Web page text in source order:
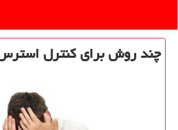
چند روش برای كنترل